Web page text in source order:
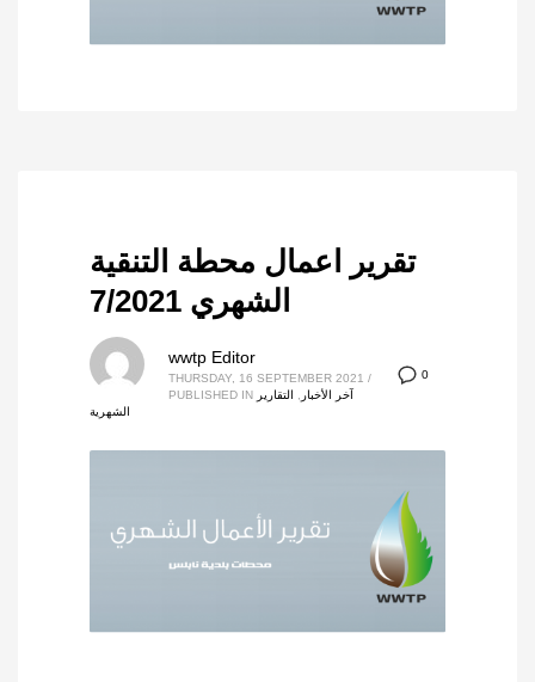
تقرير اعمال محطة التنقية
الشهري 7/2021
0
wwtp Editor
THURSDAY, 16 SEPTEMBER 2021 /
PUBLISHED IN
آخر الأخبار
التقارير
الشهرية